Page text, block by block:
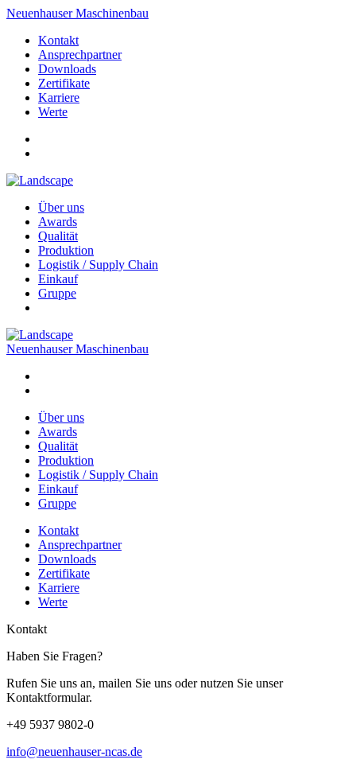
Neuenhauser Maschinenbau
Kontakt
Ansprechpartner
Downloads
Zertifikate
Karriere
Werte
Über uns
Awards
Qualität
Produktion
Logistik / Supply Chain
Einkauf
Gruppe
Neuenhauser Maschinenbau
Über uns
Awards
Qualität
Produktion
Logistik / Supply Chain
Einkauf
Gruppe
Kontakt
Ansprechpartner
Downloads
Zertifikate
Karriere
Werte
Kontakt
Haben Sie Fragen?
Rufen Sie uns an, mailen Sie uns oder nutzen Sie unser
Kontaktformular.
+49 5937 9802-0
info@neuenhauser-ncas.de